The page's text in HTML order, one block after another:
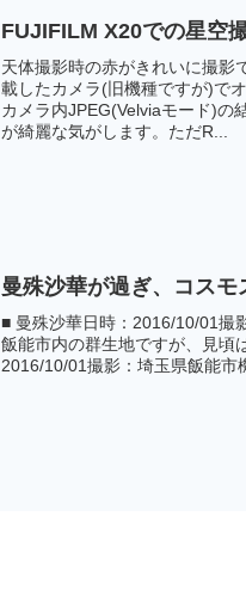
FUJIFILM X20での星空
天体撮影時の赤がきれいに撮影
載したカメラ(旧機種ですが)で
カメラ内JPEG(Velviaモード)の
が綺麗な気がします。ただR...
曼殊沙華が過ぎ、コスモ
■ 曼殊沙華日時：2016/10/01撮
飯能市内の群生地ですが、見頃
2016/10/01撮影：埼玉県飯能市